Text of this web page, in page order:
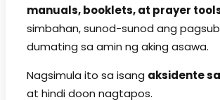
manuals, booklets, at prayer
simbahan, sunod-sunod ang
dumating sa amin ng aking asawa.
Nagsimula ito sa isang aksidente
at hindi doon nagtapos.